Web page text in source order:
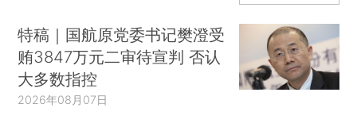
特稿｜国航原党委书记樊澄受
贿3847万元二审待宣判 否认
大多数指控
2026年08月07日